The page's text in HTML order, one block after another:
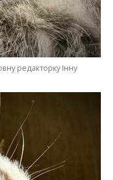
редакторку Інну